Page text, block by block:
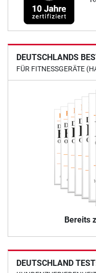
DEUTSCHLANDS
FÜR FITNESSGERÄTE
Bereits
DEUTSCHLAND